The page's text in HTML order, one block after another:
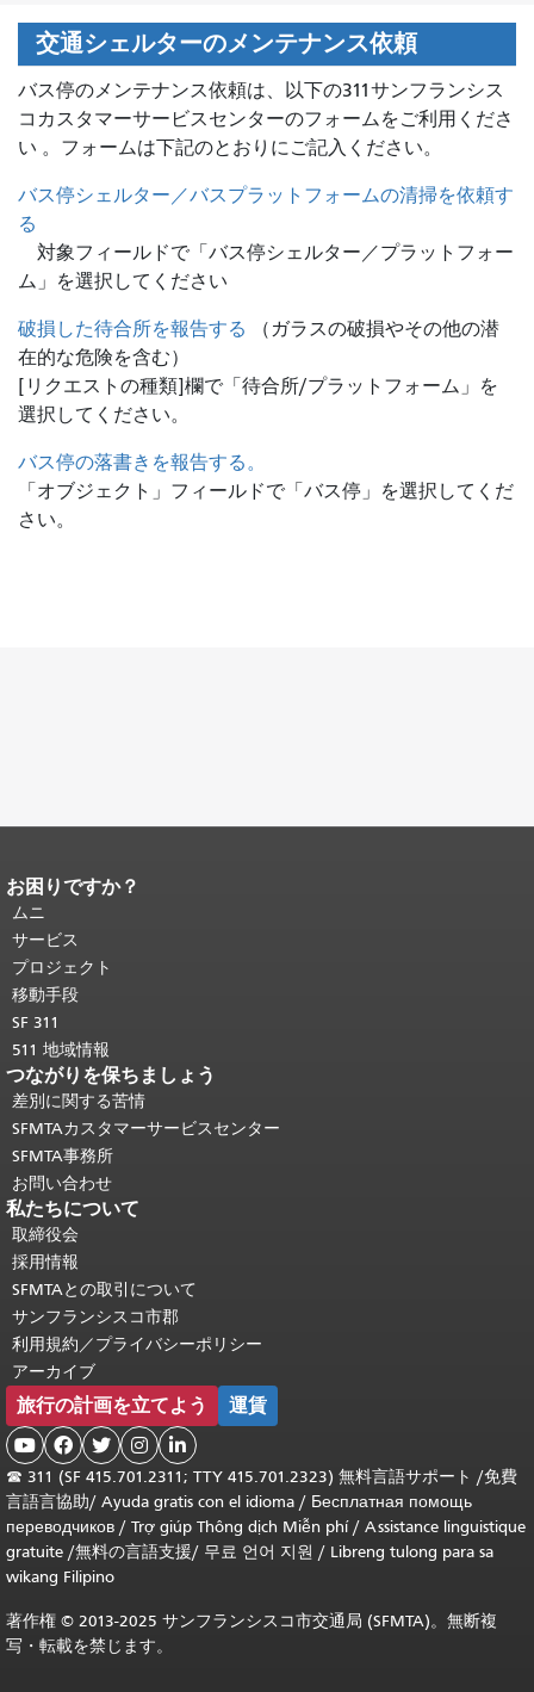
交通シェルターのメンテナンス依頼
バス停のメンテナンス依頼は、 以下の311サンフランシス
コカスタマーサービスセンターのフォームをご利用くださ
い 。フォームは下記のとおりにご記入ください。
バス停シェルター／バスプラットフォームの清掃を依頼す
る
対象フィールドで「バス停シェルター／プラットフォー
ム」を選択してください
破損した待合所を報告する
（ガラスの破損やその他の潜
在的な危険を含む）
[リクエストの種類]欄で「待合所/プラットフォーム」を
選択してください。
バス停の落書きを報告する。
「オブジェクト」フィールドで「バス停」を選択してくだ
さい。
ページコンテンツの終わり。
ジの残りの部分はすべてのページで繰
り返されます。
頭に戻る。
お困りですか？
ムニ
サービス
プロジェクト
移動手段
SF 311
511 地域情報
つながりを保ちましょう
差別に関する苦情
SFMTAカスタマーサービスセンター
SFMTA事務所
お問い合わせ
私たちについて
取締役会
採用情報
SFMTAとの取引について
サンフランシスコ市郡
利用規約／プライバシーポリシー
アーカイブ
旅行の計画を立てよう 運賃
    
☎ 311 (SF 415.701.2311; TTY 415.701.2323) 無料言語サポート /免費
言語言協助/ Ayuda gratis con el idioma / Бесплатная помощь
переводчиков / Trợ giúp Thông dịch Miễn phí/ Assistance linguistique
gratuite /無料の言語支援/ 무료 언어 지원 / Libreng tulong para sa
wikang Filipino
著作権 © 2013-2025 サンフランシスコ市交通局 (SFMTA)。無断複
写・転載を禁じます。